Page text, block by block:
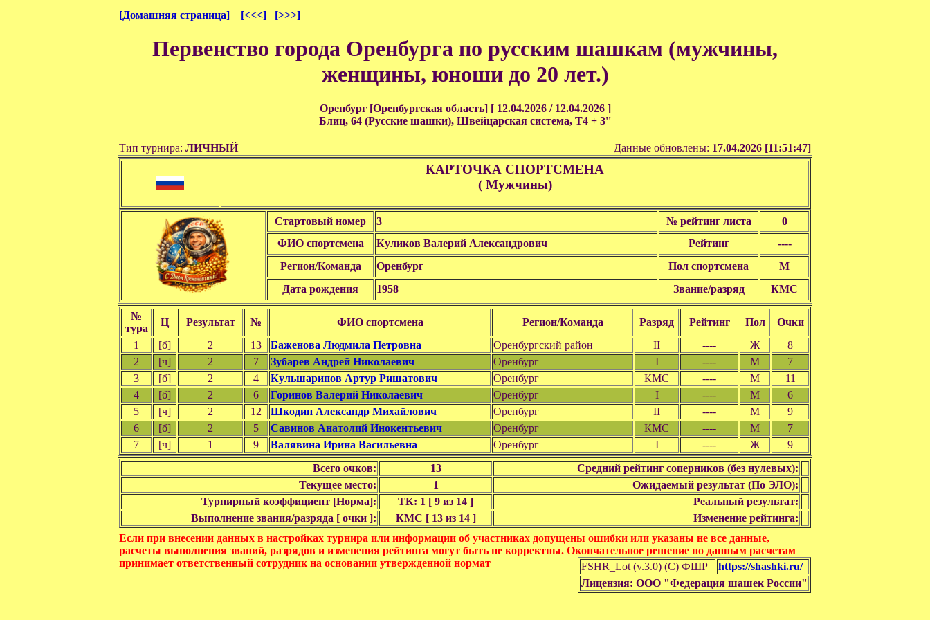
[Домашняя страница] [<<<] [>>>]
Первенство города Оренбурга по русским шашкам (мужчины,
женщины, юноши до 20 лет.)
Оренбург [Оренбургская область] [ 12.04.2026 / 12.04.2026 ]
Блиц, 64 (Русские шашки), Швейцарская система, T4 + 3''
Тип турнира: ЛИЧНЫЙ Данные обновлены: 17.04.2026 [11:51:47]
КАРТОЧКА СПОРТСМЕНА
( Мужчины)
Стартовый номер 3 № рейтинг листа
0
ФИО спортсмена
Куликов Валерий Александрович Рейтинг
----
Регион/Команда
Оренбург Пол спортсмена
М
Дата рождения
1958 Звание/разряд КМС
№
тура
Ц Результат № ФИО спортсмена Регион/Команда Разряд Рейтинг Пол
Очки
1
[б] 2 13 Баженова Людмила Петровна Оренбургский район II ---- Ж
8
2
[ч] 2 7 Зубарев Андрей Николаевич Оренбург I ---- М
7
3
[б] 2 4 Кульшарипов Артур Ришатович Оренбург КМС ---- М
11
4
[б] 2 6 Горинов Валерий Николаевич Оренбург I ---- М
6
5
[ч] 2 12 Шкодин Александр Михайлович Оренбург II ---- М
9
6
[б] 2 5 Савинов Анатолий Инокентьевич Оренбург КМС ---- М
7
7
[ч] 1 9 Валявина Ирина Васильевна Оренбург I ---- Ж
9
Всего очков:
13
Средний рейтинг соперников (без нулевых):
Текущее место:
1
Ожидаемый результат (По ЭЛО):
Турнирный коэффициент [Норма]:
ТК: 1 [ 9 из 14 ]
Реальный результат:
Выполнение звания/разряда [ очки ]:
КМС [ 13 из 14 ]
Изменение рейтинга:
Если при внесении данных в настройках турнира или информации об участниках допущены ошибки или указаны не все данные,
расчеты выполнения званий, разрядов и изменения рейтинга могут быть не корректны. Окончательное решение по данным расчетам
принимает ответственный сотрудник на основании утвержденной нормат
FSHR_Lot (v.3.0) (C) ФШР
https://shashki.ru/
Лицензия: ООО "Федерация шашек России"